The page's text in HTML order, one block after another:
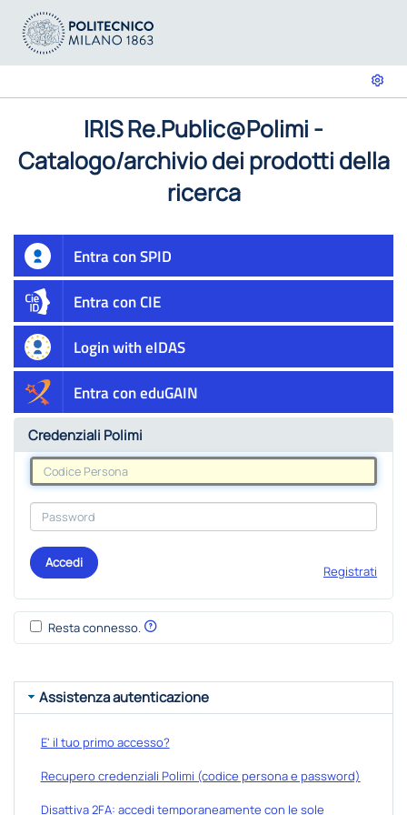
IRIS Re.Public@Polimi -
Catalogo/archivio dei prodotti della
ricerca
Entra con SPID
Entra con CIE
Login with eIDAS
Entra con eduGAIN
Credenziali Polimi
Accedi
Registrati
Resta connesso.
Assistenza autenticazione
E' il tuo primo accesso?
Recupero credenziali Polimi (codice persona e password)
Disattiva 2FA: accedi temporaneamente con le sole